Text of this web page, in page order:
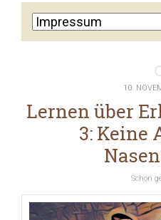
10.
Lernen über
3: Keine
Schon